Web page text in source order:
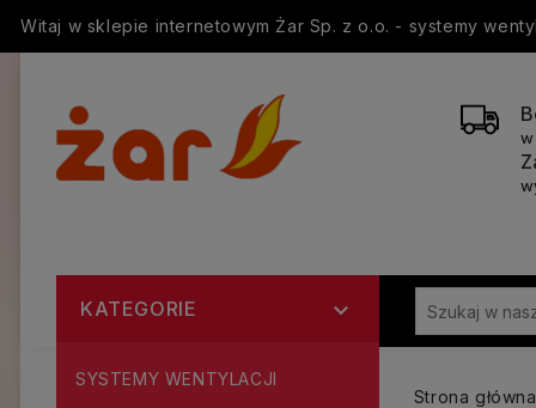
Witaj w sklepie internetowym Żar Sp. z o.o. - systemy
KATEGORIE 
SYSTEMY WENTYLACJI
Strona główna